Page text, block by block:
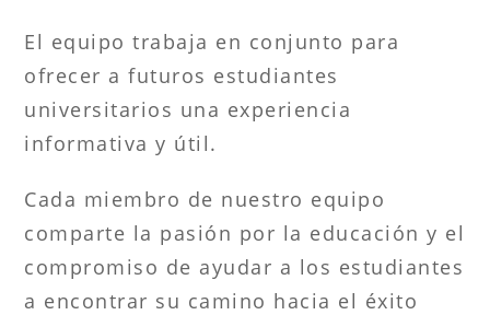
El equipo trabaja en conjunto para
ofrecer a futuros estudiantes
universitarios una experiencia
informativa y útil.
Cada miembro de nuestro equipo
comparte la pasión por la educación y el
compromiso de ayudar a los estudiantes
a encontrar su camino hacia el éxito